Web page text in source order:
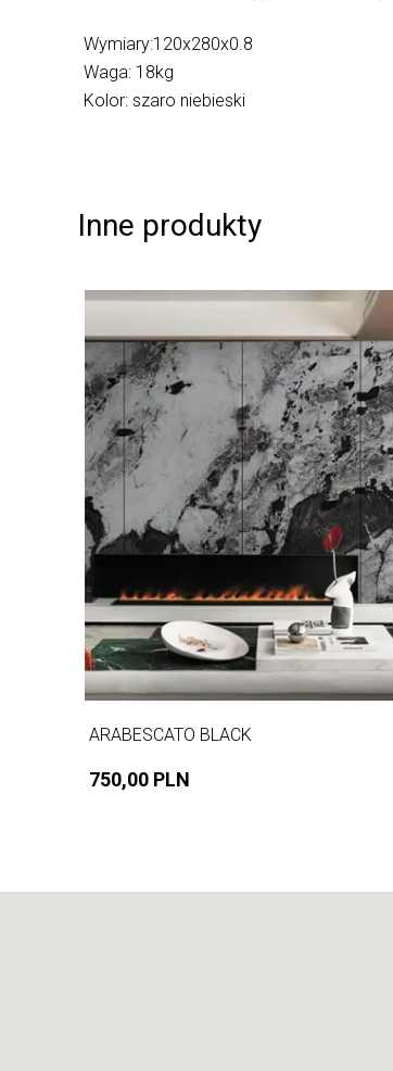
Wymiary:120x280x0.8
Waga: 18kg
Kolor: szaro niebieski
ARABESCATO BLACK
750,00 PLN
Inne produkty